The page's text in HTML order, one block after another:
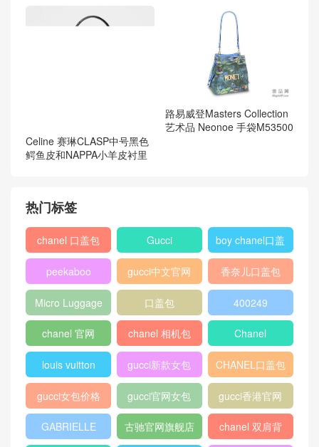
Celine 赛琳CLASP中号黑色
鳄鱼皮和NAPPA小羊皮衬里
路易威登Masters Collection
艺术品 Neonoe 手袋M53500
热门标签
chanel 口盖包 Gucci
boy chanel口盖
包
peekaboo gucci中文官网
香奈儿口盖包
2018
Micro Luggage 口盖包 400249
chanel 官网 chanel 相机包 Chanel
louis vuitton gucci新款女包 CHANEL口盖包
gucci女包价格 gucci官网女包 gucci香港官网
GABRIELLE 古驰官网旗舰店
chanel 双肩背